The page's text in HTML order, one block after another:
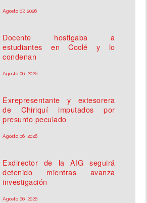
Agosto 07, 2026
Docente hostigaba a
estudiantes en Coclé y lo
condenan
Agosto 06, 2026
Exrepresentante y extesorera
de Chiriquí imputados por
presunto peculado
Agosto 06, 2026
Exdirector de la AIG seguirá
detenido mientras avanza
investigación
Agosto 06, 2026